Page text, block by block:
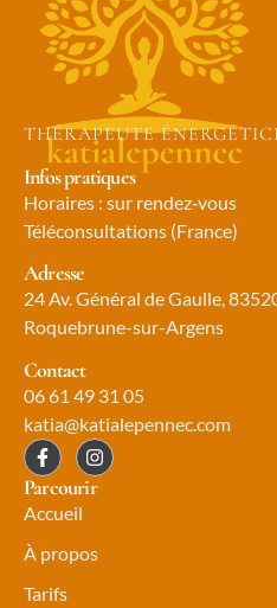
THÉRAPEUTE
Infos pratiques
Horaires : sur rendez‑vous
Téléconsultations (France)
Adresse
24 Av. Général de Gaulle,
Roquebrune-sur-Argens
Contact
06 61 49 31 05
katia@katialepennec.com
Parcourir
Accueil
À propos
Tarifs